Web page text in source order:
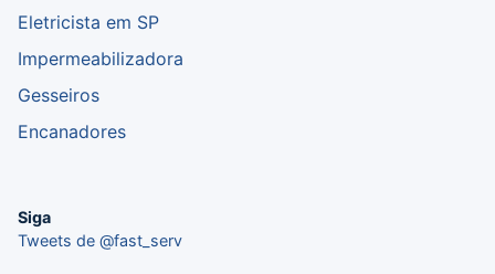
Eletricista em SP
Impermeabilizadora
Gesseiros
Encanadores
Siga
Tweets de @fast_serv